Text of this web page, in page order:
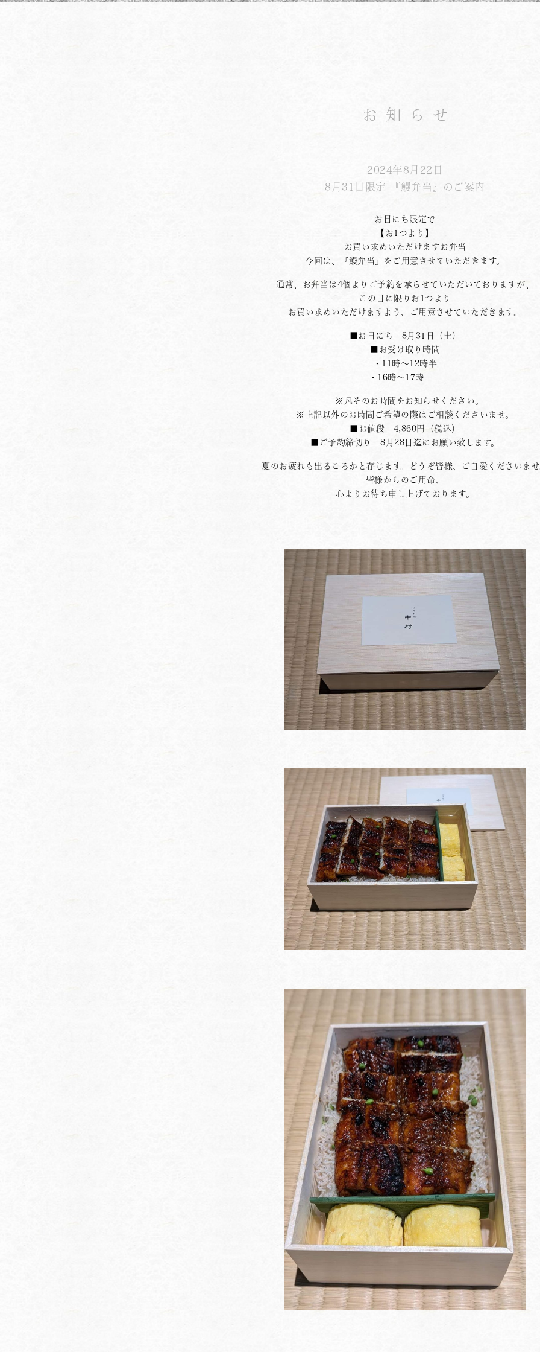
お知らせ
2024年8月22日
8月31日限定 『鰻弁当』のご案内
お日にち限定で
【お1つより】
お買い求めいただけますお弁当
今回は、『鰻弁当』をご用意させていただきます。
通常、お弁当は4個よりご予約を承らせていただいておりますが、
この日に限りお1つより
お買い求めいただけますよう、ご用意させていただきます。
■お日にち 8月31日（土）
■お受け取り時間
・11時〜12時半
・16時〜17時
※凡そのお時間をお知らせください。
※上記以外のお時間ご希望の際はご相談くださいませ。
■お値段 4,860円（税込）
■ご予約締切り 8月28日迄にお願い致します。
夏のお疲れも出るころかと存じます。どうぞ皆様、ご自愛くださいま
皆様からのご用命、
心よりお待ち申し上げております。